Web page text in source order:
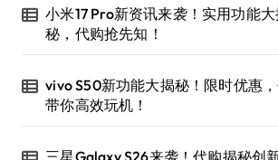
小米17 Pro新资讯来袭！实用功能大
秘，代购抢先知！
vivo S50新功能大揭秘！限时优惠
带你高效玩机！
三星Galaxy S26来袭！代购揭秘创